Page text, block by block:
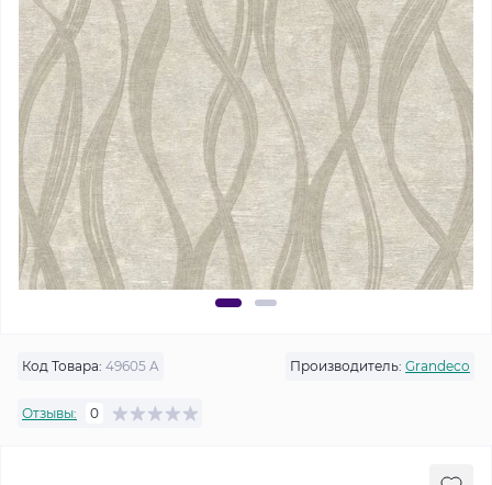
Код Товара: 49605 A Производитель: Grandeco
Отзывы: 0